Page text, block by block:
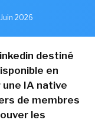
2026
destiné
en
IA native
de membres
les